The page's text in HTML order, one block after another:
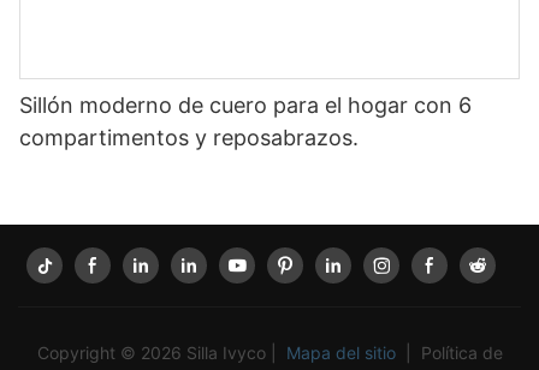
Sillón moderno de cuero para el hogar con 6
compartimentos y reposabrazos.
Copyright © 2026 Silla Ivyco | Mapa del sitio Política de